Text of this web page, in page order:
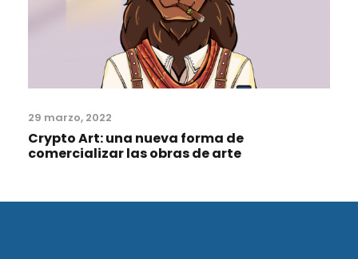
29 marzo, 2022
Crypto Art: una nueva forma de
comercializar las obras de arte